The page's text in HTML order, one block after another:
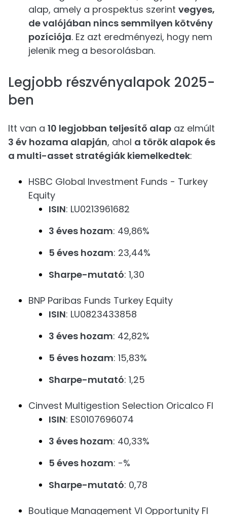
alap, amely a prospektus szerint vegyes,
de valójában nincs semmilyen kötvény
pozíciója. Ez azt eredményezi, hogy nem
jelenik meg a besorolásban.
Legjobb részvényalapok 2025-
ben
Itt van a 10 legjobban teljesítő alap az elmúlt
3 év hozama alapján, ahol a török alapok és
a multi-asset stratégiák kiemelkedtek:
HSBC Global Investment Funds - Turkey
Equity
ISIN: LU0213961682
3 éves hozam: 49,86%
5 éves hozam: 23,44%
Sharpe-mutató: 1,30
BNP Paribas Funds Turkey Equity
ISIN: LU0823433858
3 éves hozam: 42,82%
5 éves hozam: 15,83%
Sharpe-mutató: 1,25
Cinvest Multigestion Selection Oricalco FI
ISIN: ES0107696074
3 éves hozam: 40,33%
5 éves hozam: -%
Sharpe-mutató: 0,78
Boutique Management VI Opportunity FI